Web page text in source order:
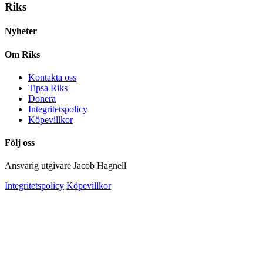
Riks
Nyheter
Om Riks
Kontakta oss
Tipsa Riks
Donera
Integritetspolicy
Köpevillkor
Följ oss
Ansvarig utgivare Jacob Hagnell
Integritetspolicy Köpevillkor